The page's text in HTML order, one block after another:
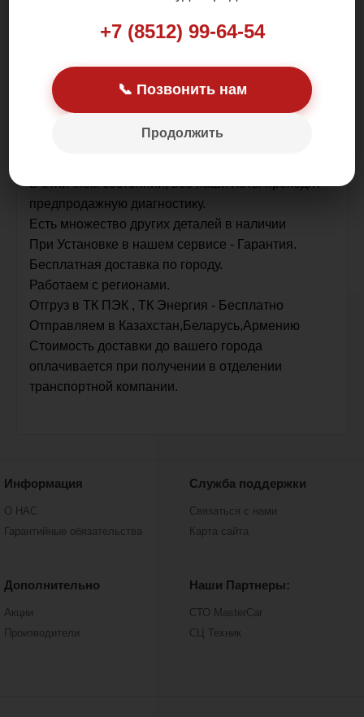
+7 (8512) 99-64-54
📞 Позвонить нам
Продолжить
Цена: 4 000.00 р.
Контрактная деталь , привезена из Японии .
В отличном состоянии, все наши лоты проходят
предпродажную диагностику.
Есть множество других деталей в наличии
При Установке в нашем сервисе - Гарантия.
Бесплатная доставка по городу.
Работаем с регионами.
Отгруз в ТК ПЭК , ТК Энергия - Бесплатно
Отправляем в Казахстан,Беларусь,Армению
Стоимость доставки до вашего города
оплачивается при получении в отделении
транспортной компании.
Информация
О НАС
Гарантийные обязательства
Служба поддержки
Связаться с нами
Карта сайта
Дополнительно
Акции
Производители
Наши Партнеры:
СТО MasterCar
СЦ Техник